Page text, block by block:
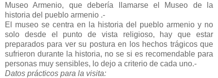
Museo Armenio, que debería llamarse el Museo de la
historia del pueblo armenio .-
El museo se centra en la historia del pueblo armenio y no
solo desde el punto de vista religioso, hay que estar
preparados para ver su postura en los hechos trágicos que
sufrieron durante la historia, no se si es recomendable para
personas muy sensibles, lo dejo a criterio de cada uno.-
Datos prácticos para la visita: